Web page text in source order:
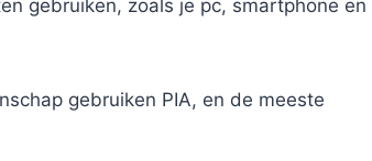
gebruiken, zoals je pc, smartphone en
gebruiken PIA, en de meeste